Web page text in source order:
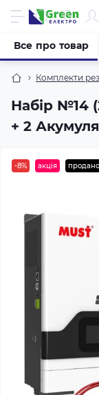
Комплекти
Набір №14
+ 2
Все про товар
-8% акція продано